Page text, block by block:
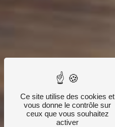
Ce site utilise des cookies et
vous donne le contrôle sur
ceux que vous souhaitez
activer